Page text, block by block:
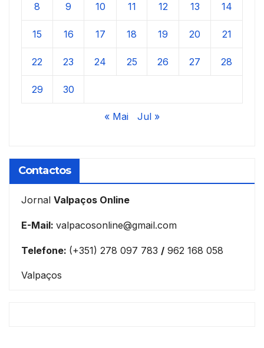
8 9 10 11 12 13 14
15 16 17 18 19 20 21
22 23 24 25 26 27 28
29 30
« Mai Jul »
Contactos
Jornal Valpaços Online
E-Mail: valpacosonline@gmail.com
Telefone: (+351) 278 097 783 / 962 168 058
Valpaços